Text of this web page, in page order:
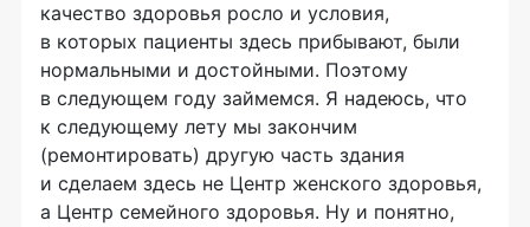
качество здоровья росло и условия,
в которых пациенты здесь прибывают, были
нормальными и достойными. Поэтому
в следующем году займемся. Я надеюсь, что
к следующему лету мы закончим
(ремонтировать) другую часть здания
и сделаем здесь не Центр женского здоровья,
а Центр семейного здоровья. Ну и понятно,